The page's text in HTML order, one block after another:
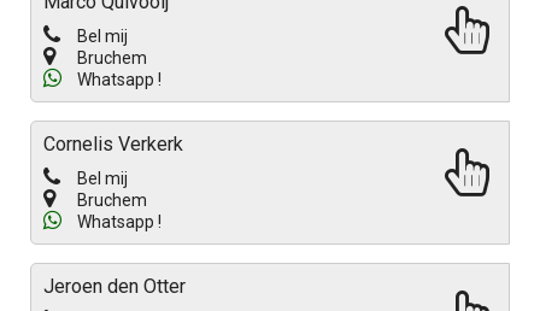
Bel mij
Bruchem
Whatsapp !
Cornelis Verkerk
Bel mij
Bruchem
Whatsapp !
Jeroen den Otter